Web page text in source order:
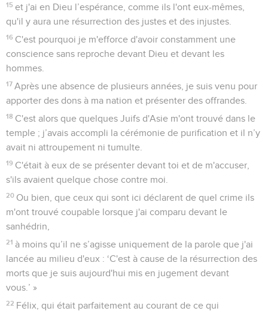
15 et j'ai en Dieu l’espérance, comme ils l'ont eux-mêmes,
qu'il y aura une résurrection des justes et des injustes.
16 C'est pourquoi je m'efforce d'avoir constamment une
conscience sans reproche devant Dieu et devant les
hommes.
17 Après une absence de plusieurs années, je suis venu pour
apporter des dons à ma nation et présenter des offrandes.
18 C'est alors que quelques Juifs d'Asie m'ont trouvé dans le
temple ; j’avais accompli la cérémonie de purification et il n’y
avait ni attroupement ni tumulte.
19 C'était à eux de se présenter devant toi et de m'accuser,
s'ils avaient quelque chose contre moi.
20 Ou bien, que ceux qui sont ici déclarent de quel crime ils
m'ont trouvé coupable lorsque j'ai comparu devant le
sanhédrin,
21 à moins qu’il ne s’agisse uniquement de la parole que j'ai
lancée au milieu d'eux : ‘C'est à cause de la résurrection des
morts que je suis aujourd'hui mis en jugement devant
vous.’ »
22 Félix, qui était parfaitement au courant de ce qui